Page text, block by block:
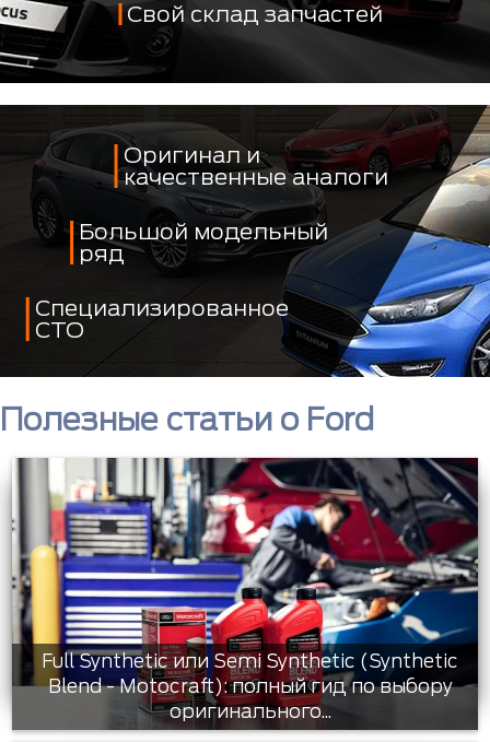
Свой склад запчастей
Оригинал и
качественные аналоги
Большой модельный
ряд
Специализированное
СТО
Полезные статьи о Ford
Full Synthetic или Semi Synthetic (Synthetic
Blend - Motocraft): полный гид по выбору
оригинального...